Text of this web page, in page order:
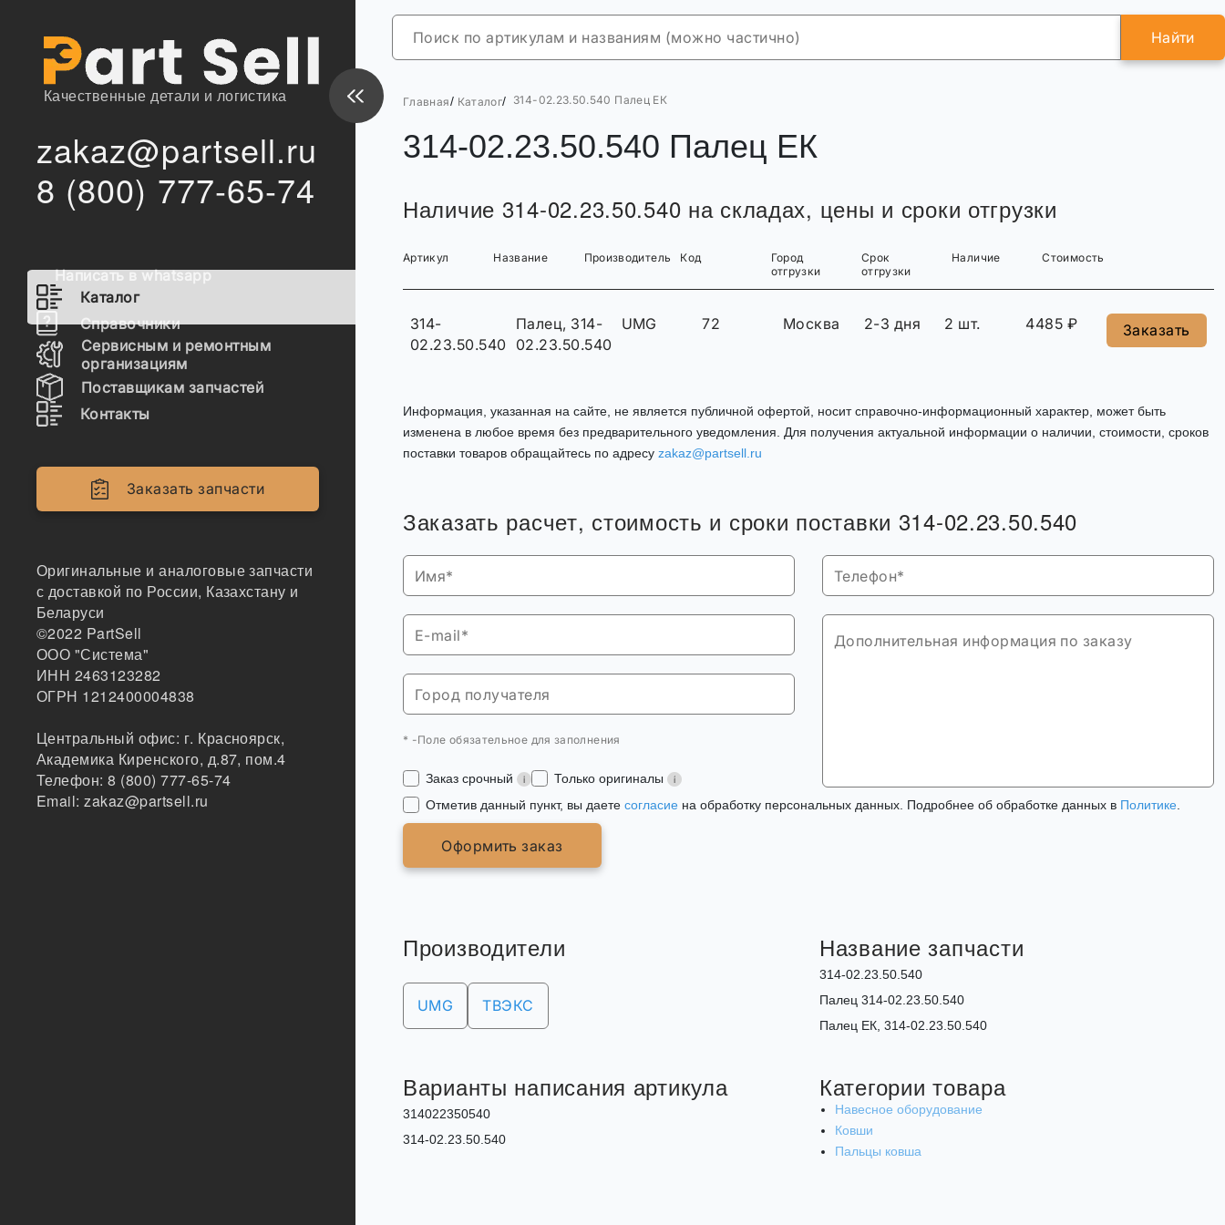
Качественные детали и логистика
zakaz@partsell.ru
8 (800) 777-65-74
Написать в whatsapp
Каталог
Справочники
Сервисным и ремонтным
организациям
Поставщикам запчастей
Контакты
Заказать запчасти
Оригинальные и аналоговые запчасти
с доставкой по России, Казахстану и
Беларуси
©2022 PartSell
ООО "Система"
ИНН 2463123282
ОГРН 1212400004838
Центральный офис: г. Красноярск,
Академика Киренского, д.87, пом.4
Телефон:8 (800) 777-65-74
Email:zakaz@partsell.ru
Найти
Главная/ Каталог/ 314-02.23.50.540 Палец ЕК
314-02.23.50.540 Палец ЕК
Наличие 314-02.23.50.540 на складах, цены и сроки отгрузки
Артикул Название Производитель Код
Город
отгрузки
Срок
отгрузки
Наличие Стоимость
314-
02.23.50.540
Палец, 314-
02.23.50.540
UMG 72 Москва 2-3 дня 2 шт. 4485 ₽ Заказать
Информация, указанная на сайте, не является публичной офертой, носит справочно-информационный характер, может быть
изменена в любое время без предварительного уведомления. Для получения актуальной информации о наличии, стоимости, сроков
поставки товаров обращайтесь по адресу zakaz@partsell.ru
Заказать расчет, стоимость и сроки поставки 314-02.23.50.540
* -Поле обязательное для заполнения
Заказ срочный
Только оригиналы
Отметив данный пункт, вы даете согласие на обработку персональных данных. Подробнее об обработке данных в Политике
Оформить заказ
Производители
UMG ТВЭКС
Название запчасти
314-02.23.50.540
Палец 314-02.23.50.540
Палец ЕК, 314-02.23.50.540
Варианты написания артикула
314022350540
314-02.23.50.540
Категории товара
Навесное оборудование
Ковши
Пальцы ковша